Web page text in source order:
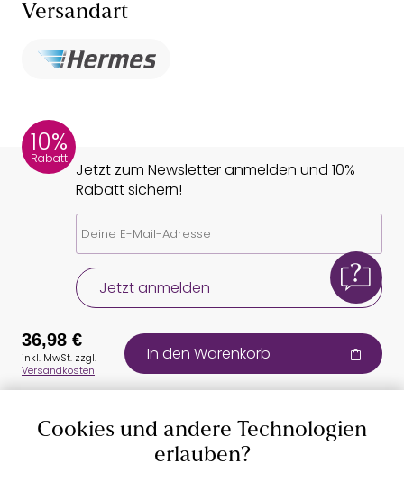
Versandart
10%
Rabatt
Jetzt zum Newsletter anmelden und 10%
Rabatt sichern!
Jetzt anmelden
Auszeichnungen
36,98 €
inkl. MwSt. zzgl.
Versandkosten
In den Warenkorb
Cookies und andere Technologien
erlauben?